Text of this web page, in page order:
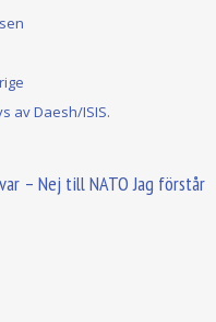
av Daesh/ISIS.
– Nej till NATOJag förstår